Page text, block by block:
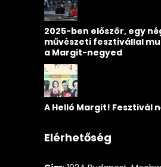
2025-ben először, egy
művészeti fesztivállal
a Margit-negyed
A Helló Margit! Fesztivál
Elérhetőség